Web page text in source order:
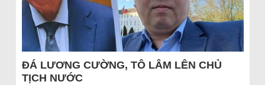
ĐÁ LƯƠNG CƯỜNG, TÔ LÂM LÊN CHỦ
TỊCH NƯỚC